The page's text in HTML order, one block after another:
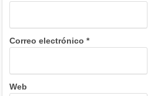
Correo electrónico*
Web